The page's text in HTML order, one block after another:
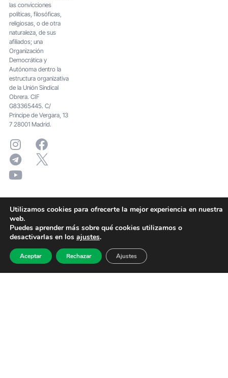
las convicciones
políticas, filosóficas,
religiosas, o de otra
naturaleza, de sus
afiliados; una
Organización
Democrática y
Autónoma dentro la
estructura organizativa
de la Unión Sindical
Obrera. CIF
G83365445. C/
Principe de Vergara, 13
7 28001 Madrid.
Utilizamos cookies para ofrecerte la mejor experiencia en nuestra
web.
Puedes aprender más sobre qué cookies utilizamos o
desactivarlas en los ajustes.
Aceptar Rechazar Ajustes